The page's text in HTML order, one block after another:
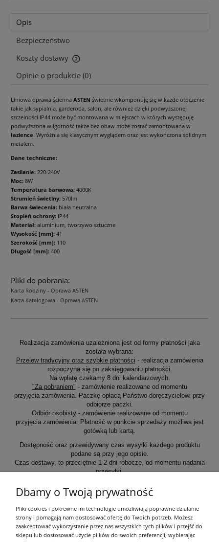
Opis
Bezpieczeństwo
Koszty dostawy
Cena nie zawiera ewentualnych kosztów płatności
Opinie o produkcie (0)
Liniowa oprawa ścienna ASTEN świetnie wkomponuję się w każde otoczenie
takie jak sypialnia, garderoba, salon, ale również dzięki podwyższonej
szczelności IP44 może być montowana w miejscach w których występuję
podwyższona wilgotność także bez obaw może zostać zamontowana w
łazience. Wyróżnia się klasycznym wyglądem oraz jest wykończona solidnym
metalem.
Dane techniczne:
Zasilanie: 220-240V
Moc: 8W
Temperatura barwowa: 4000K
Strumień świetlny: 570lm
Barwa świecenia: biała neutralna
Stopień ochrony: IP44
Materiał: aluminium, tworzywo sztuczne
Wysokość [mm]: 41
Szerokość [mm]: 110
Długość [mm]: 400
Pliki do pobrania:
Karta Rodziny - Oprawa ASTEN
Karta Katalogowa - Oprawa ASTEN
Realizacja zamówienia uzależniona jest od formy płatności jaka
została wybrana:
Przelew tradycyjny oraz szybkie płatności - realizacja zamówienia
rozpoczyna się po zaksięgowaniu płatności.
Na wpłatę czekamy 8 dni kalendarzowych.
"Za pobraniem" - zamówienie realizowane od momentu
przyjęcia zamówienia. Paczkę opłacą Państwo doręczycielowi przy
odbiorze paczki.
Odbiór osobisty- zamówienie realizowane od momentu
przyjęcia zamówienia. Płatność w punkcie sprzedaży możliwa jest
gotówką lub kartą.
Dostępność oraz przewidywany czas wysyłki każdego produktu
podane są przy jego opisie.
Czas dostawy, to przeciętnie 1-2 dni robocze, od momentu nadania
przesyłki.
Informacje ogólne
Zakupy
Dbamy o Twoją prywatność
Pliki cookies i pokrewne im technologie umożliwiają poprawne działanie
strony i pomagają nam dostosować ofertę do Twoich potrzeb. Możesz
zaakceptować wykorzystanie przez nas wszystkich tych plików i przejść do
sklepu lub dostosować użycie plików do swoich preferencji, wybierając